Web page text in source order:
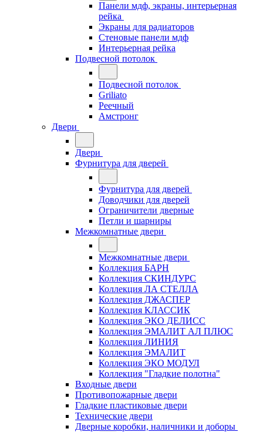
Панели мдф, экраны, интерьерная
рейка
Экраны для радиаторов
Стеновые панели мдф
Интерьерная рейка
Подвесной потолок
Подвесной потолок
Griliato
Реечный
Амстронг
Двери
Двери
Фурнитура для дверей
Фурнитура для дверей
Доводчики для дверей
Ограничители дверные
Петли и шарниры
Межкомнатные двери
Межкомнатные двери
Коллекция БАРН
Коллекция СКИНДУРС
Коллекция ЛА СТЕЛЛА
Коллекция ДЖАСПЕР
Коллекция КЛАССИК
Коллекция ЭКО ДЕЛИСС
Коллекция ЭМАЛИТ АЛ ПЛЮС
Коллекция ЛИНИЯ
Коллекция ЭМАЛИТ
Коллекция ЭКО МОДУЛ
Коллекция "Гладкие полотна"
Входные двери
Противопожарные двери
Гладкие пластиковые двери
Технические двери
Дверные коробки, наличники и доборы